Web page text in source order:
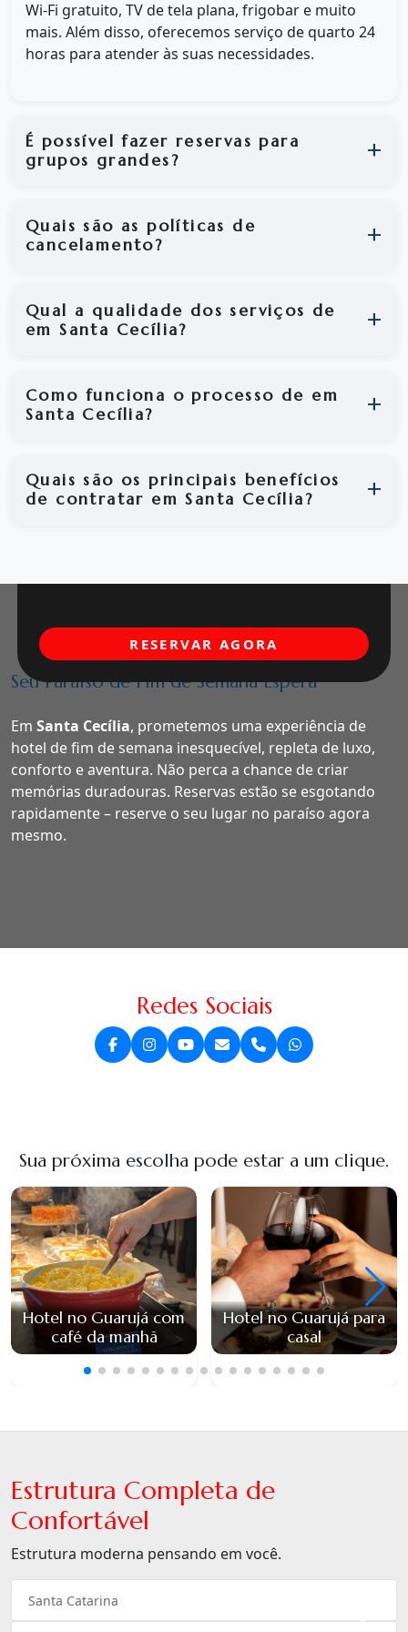
Wi-Fi gratuito, TV de tela plana, frigobar e muito
mais. Além disso, oferecemos serviço de quarto 24
horas para atender às suas necessidades.
É possível fazer reservas para
grupos grandes?
Quais são as políticas de
cancelamento?
Qual a qualidade dos serviços de
em Santa Cecília?
Como funciona o processo de em
Santa Cecília?
Quais são os principais benefícios
de contratar em Santa Cecília?
Seu Paraíso de Fim de Semana Espera
Em Santa Cecília, prometemos uma experiência de
hotel de fim de semana inesquecível, repleta de luxo,
conforto e aventura. Não perca a chance de criar
memórias duradouras. Reservas estão se esgotando
rapidamente – reserve o seu lugar no paraíso agora
mesmo.
RESERVAR AGORA
Redes Sociais
Sua próxima escolha pode estar a um clique.
Hotel no Guarujá com
café da manhã
Hotel no Guarujá para
casal
Estrutura Completa de
Confortável
Estrutura moderna pensando em você.
×
Santa Catarina